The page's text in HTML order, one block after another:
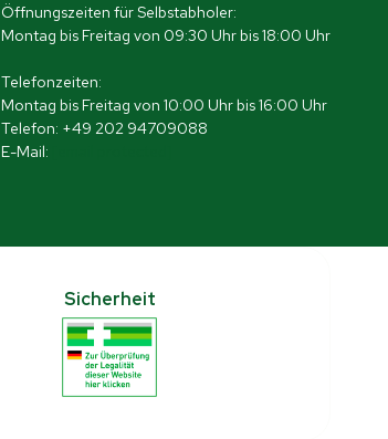
Öffnungszeiten für Selbstabholer:
Montag bis Freitag von 09:30 Uhr bis 18:00 Uhr
Telefonzeiten:
Montag bis Freitag von 10:00 Uhr bis 16:00 Uhr
Telefon: +49 202 94709088
E-Mail:
Sicherheit